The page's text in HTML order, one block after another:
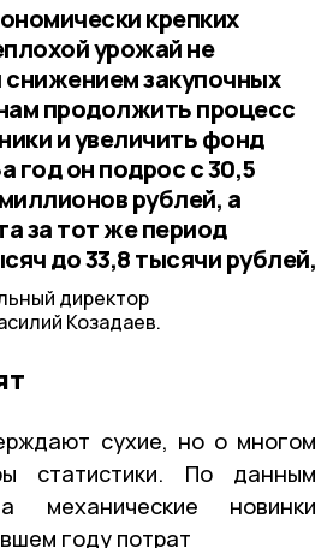
крепких
урожай не
закупочных
продолжить процесс
и увеличить фонд
год он подрос с 30,5
рублей, а
за тот же период
до 33,8 тысячи рублей,
директор
Козадаев.
сухие, но о многом
статистики. По данным
механические новинки
году потрат